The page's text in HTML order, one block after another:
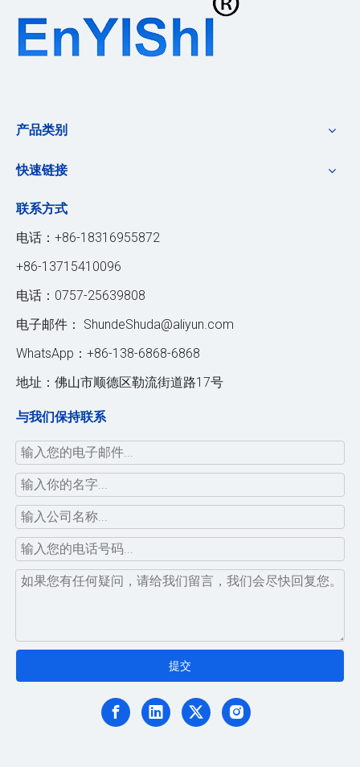
产品类别
快速链接
联系方式
电话：+86-18316955872
+86-13715410096
电话：0757-25639808
电子邮件： ShundeShuda@aliyun.com
WhatsApp：+86-138-6868-6868
地址：佛山市顺德区勒流街道路17号
与我们保持联系
提交